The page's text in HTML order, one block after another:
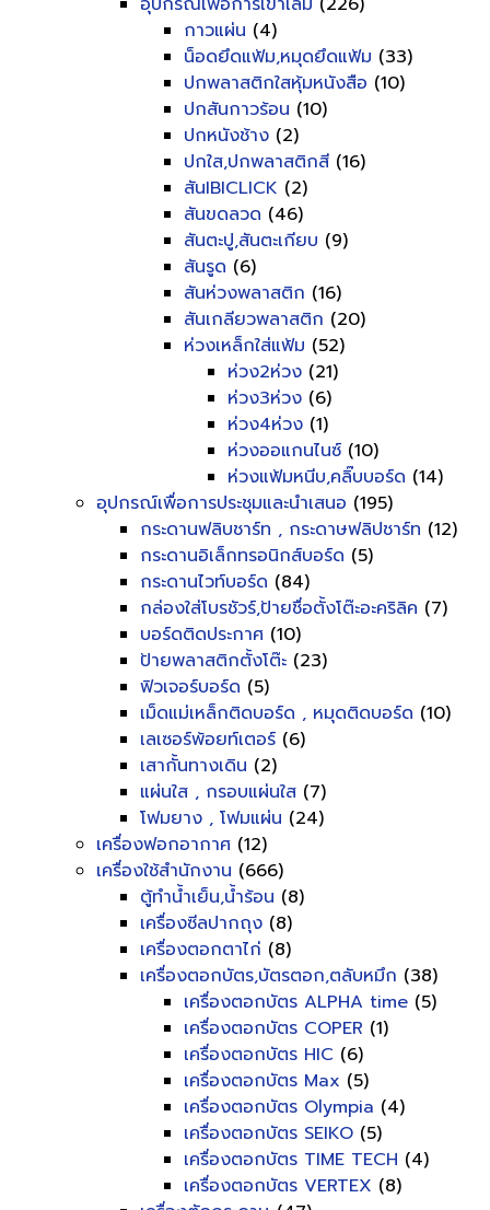
กาวแผ่น (4)
น็อดยึดแฟ้ม,หมุดยึดแฟ้ม (33)
ปกพลาสติกใสหุ้มหนังสือ (10)
ปกสันกาวร้อน (10)
ปกหนังช้าง (2)
ปกใส,ปกพลาสติกสี (16)
สันIBICLICK (2)
สันขดลวด (46)
สันตะปู,สันตะเกียบ (9)
สันรูด (6)
สันห่วงพลาสติก (16)
สันเกลียวพลาสติก (20)
ห่วงเหล็กใส่แฟ้ม (52)
ห่วง2ห่วง (21)
ห่วง3ห่วง (6)
ห่วง4ห่วง (1)
ห่วงออแกนไนซ์ (10)
ห่วงแฟ้มหนีบ,คลิ๊บบอร์ด (14)
อุปกรณ์เพื่อการประชุมและนำเสนอ (195)
กระดานฟลิบชาร์ท , กระดาษฟลิปชาร์ท (12)
กระดานอิเล็กทรอนิกส์บอร์ด (5)
กระดานไวท์บอร์ด (84)
กล่องใส่โบรชัวร์,ป้ายชื่อตั้งโต๊ะอะคริลิค (7)
บอร์ดติดประกาศ (10)
ป้ายพลาสติกตั้งโต๊ะ (23)
ฟิวเจอร์บอร์ด (5)
เม็ดแม่เหล็กติดบอร์ด , หมุดติดบอร์ด (10)
เลเซอร์พ้อยท์เตอร์ (6)
เสากั้นทางเดิน (2)
แผ่นใส , กรอบแผ่นใส (7)
โฟมยาง , โฟมแผ่น (24)
เครื่องฟอกอากาศ (12)
เครื่องใช้สำนักงาน (666)
ตู้ทำน้ำเย็น,น้ำร้อน (8)
เครื่องซีลปากถุง (8)
เครื่องตอกตาไก่ (8)
เครื่องตอกบัตร,บัตรตอก,ตลับหมึก (38)
เครื่องตอกบัตร ALPHA time (5)
เครื่องตอกบัตร COPER (1)
เครื่องตอกบัตร HIC (6)
เครื่องตอกบัตร Max (5)
เครื่องตอกบัตร Olympia (4)
เครื่องตอกบัตร SEIKO (5)
เครื่องตอกบัตร TIME TECH (4)
เครื่องตอกบัตร VERTEX (8)